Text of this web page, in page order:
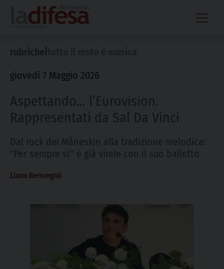
content
giovedì 7 Maggio 2026
Aspettando… l’Eurovision.
Rappresentati da Sal Da Vinci
Dal rock dei Måneskin alla tradizione melodica:
"Per sempre sì" è già virale con il suo balletto
Liana Benvegnù